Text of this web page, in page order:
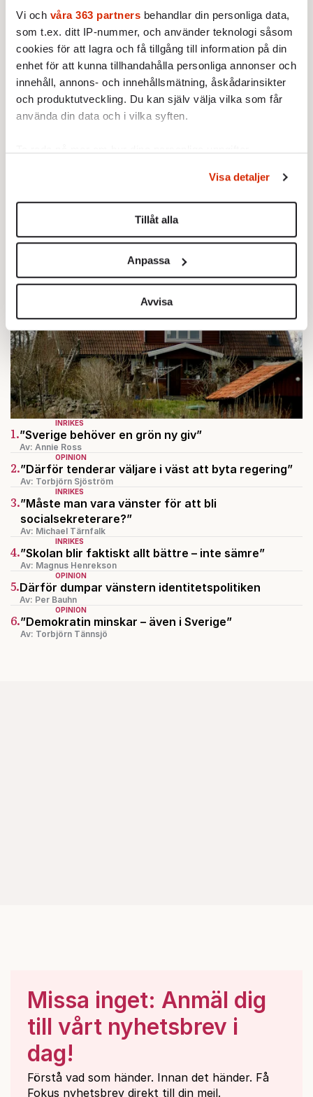
Vi och våra 363 partners behandlar din personliga data,
som t.ex. ditt IP-nummer, och använder teknologi såsom
cookies för att lagra och få tillgång till information på din
enhet för att kunna tillhandahålla personliga annonser och
innehåll, annons- och innehållsmätning, åskådarinsikter
och produktutveckling. Du kan själv välja vilka som får
använda din data och i vilka syften.
Du kan ändra eller dra tillbaka ditt samtycke när som
helst från cookie-förklaringen.
Vi använder enhetsidentifierare för att anpassa innehållet
för sociala medier och analysera vår trafik. Vi
vidarebefordrar även sådana identifierare och annan
information från din enhet till de sociala medier och
annons- och analysföretag som vi samarbetar med.
Dessa kan i sin tur kombinera informationen med annan
information som du har tillhandahållit eller som de har
samlat in när du har använt deras tjänster.
Om du vill läsa mer om hur vi hanterar personuppgifter
kan du göra dethär.
Visa detaljer
Tillåt alla
Anpassa
Avvisa
”Litteraturen anses viktig – men
man vet inte varför”
Av: Thomas Steinfeld•
”Gängkriminella tar över
välfärden”
Av: Marianne Kristiansson och Johanna
Svensson
•
chans att återta sin
Ladda fler
Mest lästa
INRIKES
1.”Sverige behöver en grön ny giv”
Av: Annie Ross
OPINION
2.”Därför tenderar väljare i väst att byta regering”
Av: Torbjörn Sjöström
INRIKES
3.”Måste man vara vänster för att bli
socialsekreterare?”
Av: Michael Tärnfalk
INRIKES
4.”Skolan blir faktiskt allt bättre – inte sämre”
Av: Magnus Henrekson
OPINION
5.Därför dumpar vänstern identitetspolitiken
Av: Per Bauhn
OPINION
6.”Demokratin minskar – även i Sverige”
Av: Torbjörn Tännsjö
Missa inget: Anmäl dig
till vårt nyhetsbrev i
dag!
Förstå vad som händer. Innan det händer. Få
Fokus nyhetsbrev direkt till din mejl.